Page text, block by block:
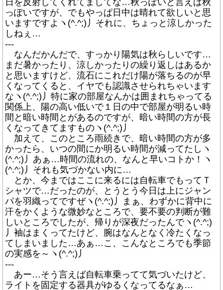
日を反射してくれてましてな…秋っぽいと言えば秋
っぽいですが、でもやっぱ日中は晴れて欲しいと思
いますですよヽ(^.^;)丿それに、ちょっと涼しかった
しねぇ…
---
なんだかんだで、すっかり陽気は秋らしいです…
まだ暑かったり、涼しかったりの繰り返しはあるか
と思いますけど、流石にこれだけ陽が落ちるのが早
くなってくると、イヤでも認識させられちゃいます
なヽ(^.^;)丿特に家の部屋なんかは囲まれちゃってる
関係上、陽の高い低いで１日の中で部屋が明るい時
間と暗い時間とがあるのですが、暗い時間の方が長
くなってきてますものヽ(^.^;)丿
加えて、このところ雨続きで、暗い時間の方が多
かったら、いつの間にか明るい時間が減ってたしヽ
(^.^;)丿あぁ…時間の流れの、なんと早いコトか！ヽ
(^.^;)丿それも気づかない内に…
とか、今まではここに来るには自転車でもってＴ
シャツで…だったのが、とうとう今日は上にジャン
パを羽織ってですぜヽ(^.^;)丿まぁ、わずかに背中に
汗をかくような微妙なところで、要不要の判断が難
しいところでしたが、帰りが深夜だったんでヽ(^.^;)
丿袖はまくってたけど、腕はなんとなく冷たくなっ
てしまいました…あぁ…こ、こんなところでも季節
の実感を～ヽ(^.^;)丿
---
あー…そう言えば自転車乗ってて気づいたけど、
ライトを固定する器具がゆるくなってるなぁ…